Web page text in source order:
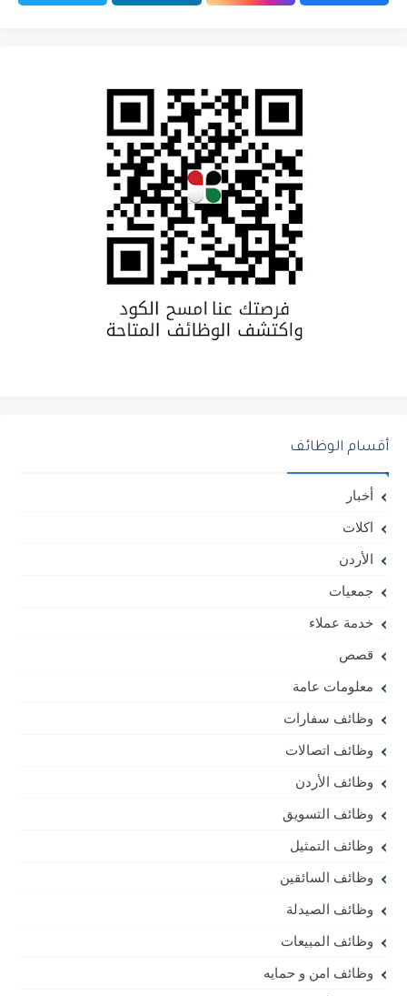
أقسام الوظائف
أخبار
اكلات
الأردن
جمعيات
خدمة عملاء
قصص
معلومات عامة
وظائف سفارات
وظائف اتصالات
وظائف الأردن
وظائف التسويق
وظائف التمثيل
وظائف السائقين
وظائف الصيدلة
وظائف المبيعات
وظائف امن و حمايه